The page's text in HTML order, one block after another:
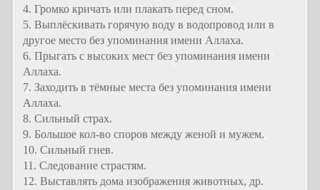
4. Громко кричать или плакать перед сном.
5. Выплёскивать горячую воду в водопровод или в
другое место без упоминания имени Аллаха.
6. Прыгать с высоких мест без упоминания имени
Аллаха.
7. Заходить в тёмные места без упоминания имени
Аллаха.
8. Сильный страх.
9. Большое кол-во споров между женой и мужем.
10. Сильный гнев.
11. Следование страстям.
12. Выставлять дома изображения животных, др.